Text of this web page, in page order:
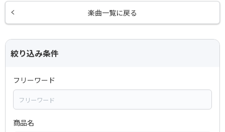
楽曲一覧に戻る
絞り込み条件
フリーワード
商品名